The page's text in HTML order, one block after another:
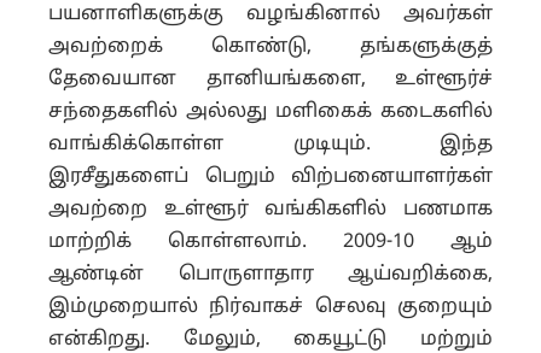
பயனாளிகளுக்கு வழங்கினால் அவர்கள்
அவற்றைக் கொண்டு, தங்களுக்குத்
தேவையான தானியங்களை, உள்ளூர்ச்
சந்தைகளில் அல்லது மளிகைக் கடைகளில்
வாங்கிக்கொள்ள முடியும். இந்த
இரசீதுகளைப் பெறும் விற்பனையாளர்கள்
அவற்றை உள்ளூர் வங்கிகளில் பணமாக
மாற்றிக் கொள்ளலாம். 2009-10 ஆம்
ஆண்டின் பொருளாதார ஆய்வறிக்கை,
இம்முறையால் நிர்வாகச் செலவு குறையும்
என்கிறது. மேலும், கையூட்டு மற்றும்